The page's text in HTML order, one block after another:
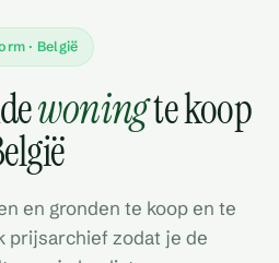
· België
woningte koop
en gronden te koop en te
zodat je de